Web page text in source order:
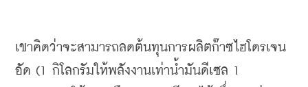
เขาคิดว่าจะสามารถลดต้นทุนการผลิตก๊าซไฮโดรเจน
อัด (1 กิโลกรัมให้พลังงานเท่าน้ำมันดีเซล 1